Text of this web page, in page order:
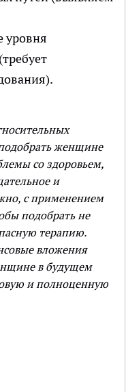
уровня
женщине
со здоровьем,
и
с применением
подобрать не
терапию.
вложения
в будущем
и полноценную